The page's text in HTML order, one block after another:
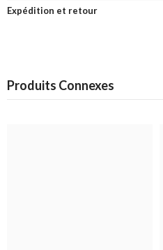
Expédition et retour
Produits Connexes